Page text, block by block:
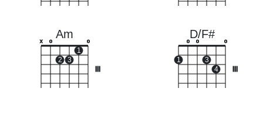
Am
x o
2 3
1
o
D/F#
1
o o
3
4
o